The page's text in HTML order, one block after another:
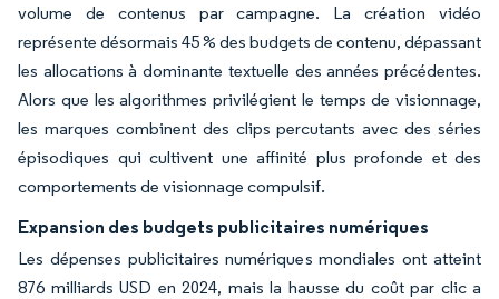
volume de contenus par campagne. La création vidéo
représente désormais 45 % des budgets de contenu, dépassant
les allocations à dominante textuelle des années précédentes.
Alors que les algorithmes privilégient le temps de visionnage,
les marques combinent des clips percutants avec des séries
épisodiques qui cultivent une affinité plus profonde et des
comportements de visionnage compulsif.
Expansion des budgets publicitaires numériques
Les dépenses publicitaires numériques mondiales ont atteint
876 milliards USD en 2024, mais la hausse du coût par clic a